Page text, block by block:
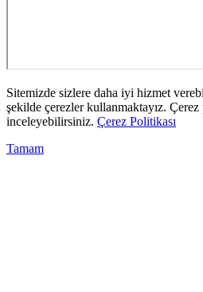
Sitemizde sizlere daha iyi hizmet
şekilde çerezler kullanmaktayız. Çerez
inceleyebilirsiniz. Çerez Politikası
Tamam